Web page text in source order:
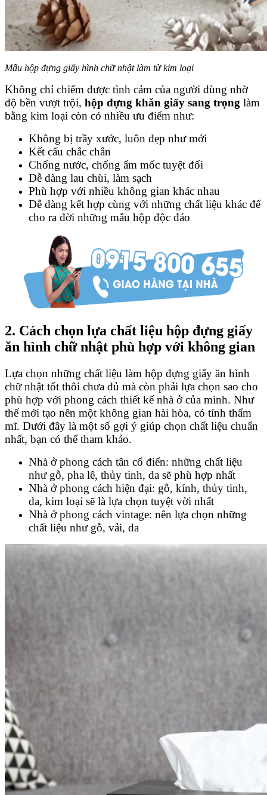
Mẫu hộp đựng giấy hình chữ nhật làm từ kim loại
Không chỉ chiếm được tình cảm của người dùng nhờ
độ bền vượt trội, hộp đựng khăn giấy sang trọng làm
bằng kim loại còn có nhiều ưu điểm như:
Không bị trầy xước, luôn đẹp như mới
Kết cấu chắc chắn
Chống nước, chống ẩm mốc tuyệt đối
Dễ dàng lau chùi, làm sạch
Phù hợp với nhiều không gian khác nhau
Dễ dàng kết hợp cùng với những chất liệu khác để
cho ra đời những mẫu hộp độc đáo
2. Cách chọn lựa chất liệu hộp đựng giấy
ăn hình chữ nhật phù hợp với không gian
Lựa chọn những chất liệu làm hộp đựng giấy ăn hình
chữ nhật tốt thôi chưa đủ mà còn phải lựa chọn sao cho
phù hợp với phong cách thiết kế nhà ở của mình. Như
thế mới tạo nên một không gian hài hòa, có tính thẩm
mĩ. Dưới đây là một số gợi ý giúp chọn chất liệu chuẩn
nhất, bạn có thể tham khảo.
Nhà ở phong cách tân cổ điển: những chất liệu
như gỗ, pha lê, thủy tinh, da sẽ phù hợp nhất
Nhà ở phong cách hiện đại: gỗ, kính, thủy tinh,
da, kim loại sẽ là lựa chọn tuyệt vời nhất
Nhà ở phong cách vintage: nên lựa chọn những
chất liệu như gỗ, vải, da